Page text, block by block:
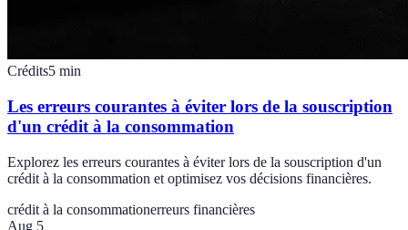
Crédits5 min
Les erreurs courantes à éviter lors de la souscription
d'un crédit à la consommation
Explorez les erreurs courantes à éviter lors de la souscription d'un
crédit à la consommation et optimisez vos décisions financières.
crédit à la consommationerreurs financières
Aug 5